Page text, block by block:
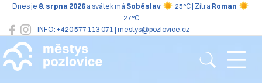
INFO: +420 577 113 071 | mestys@pozlovice.cz
Dnes je 8. srpna 2026 a svátek má Soběslav 25°C | Zítra Roman
27°C
Pozlovice